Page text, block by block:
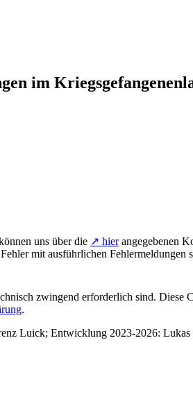
im
uns über die ↗ hierangegebenen
mit ausführlichen
zwingend erforderlich sind.
.
Luick; Entwicklung 2023-2026: Lukas